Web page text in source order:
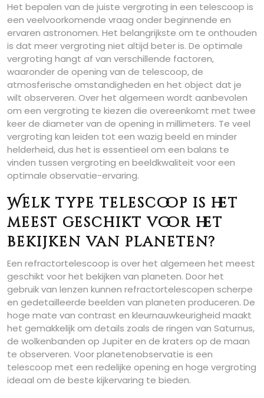
Het bepalen van de juiste vergroting in een telescoop is
een veelvoorkomende vraag onder beginnende en
ervaren astronomen. Het belangrijkste om te onthouden
is dat meer vergroting niet altijd beter is. De optimale
vergroting hangt af van verschillende factoren,
waaronder de opening van de telescoop, de
atmosferische omstandigheden en het object dat je
wilt observeren. Over het algemeen wordt aanbevolen
om een vergroting te kiezen die overeenkomt met twee
keer de diameter van de opening in millimeters. Te veel
vergroting kan leiden tot een wazig beeld en minder
helderheid, dus het is essentieel om een balans te
vinden tussen vergroting en beeldkwaliteit voor een
optimale observatie-ervaring.
Welk type telescoop is het
meest geschikt voor het
bekijken van planeten?
Een refractortelescoop is over het algemeen het meest
geschikt voor het bekijken van planeten. Door het
gebruik van lenzen kunnen refractortelescopen scherpe
en gedetailleerde beelden van planeten produceren. De
hoge mate van contrast en kleurnauwkeurigheid maakt
het gemakkelijk om details zoals de ringen van Saturnus,
de wolkenbanden op Jupiter en de kraters op de maan
te observeren. Voor planetenobservatie is een
telescoop met een redelijke opening en hoge vergroting
ideaal om de beste kijkervaring te bieden.